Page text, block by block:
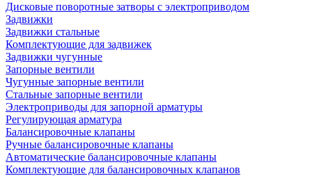
Дисковые поворотные затворы с электроприводом
Задвижки
Задвижки стальные
Комплектующие для задвижек
Задвижки чугунные
Запорные вентили
Чугунные запорные вентили
Стальные запорные вентили
Электроприводы для запорной арматуры
Регулирующая арматура
Балансировочные клапаны
Ручные балансировочные клапаны
Автоматические балансировочные клапаны
Комплектующие для балансировочных клапанов